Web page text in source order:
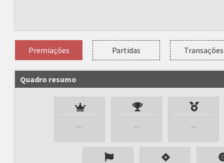
Premiações Partidas Transações
Quadro resumo
--- --- ---